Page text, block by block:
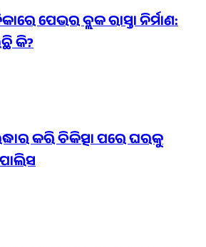
ପେଭର ବ୍ଲକ ରାସ୍ତା ନିର୍ମାଣ:
କି?
କରି ଚିକିତ୍ସା ପରେ ଘରକୁ